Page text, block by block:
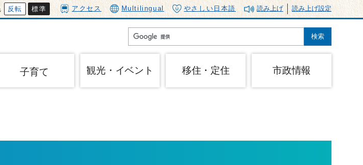
反転 標準 アクセス Multilingual やさしい日本語 読み上げ 読み上げ設定
子育て 観光・イベント 移住・定住 市政情報